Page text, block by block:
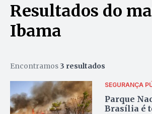
Resultados do
Ibama
Encontramos 3 resultados
SEGURANÇA
Parque
Brasília é